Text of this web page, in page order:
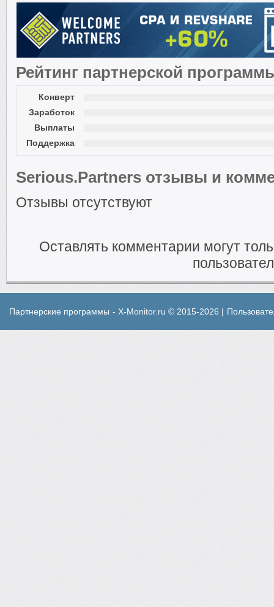
Рейтинг партнерской
Конверт
Заработок
Выплаты
Поддержка
Serious.Partners отзывы и
Отзывы отсутствуют
Оставлять комментарии могут
Партнерские программы - X-Monitor.ru © 2015-2026 |